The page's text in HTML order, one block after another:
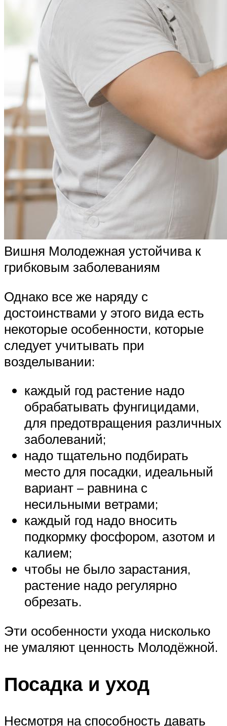
Вишня Молодежная устойчива к
грибковым заболеваниям
Однако все же наряду с
достоинствами у этого вида есть
некоторые особенности, которые
следует учитывать при
возделывании:
каждый год растение надо
обрабатывать фунгицидами,
для предотвращения различных
заболеваний;
надо тщательно подбирать
место для посадки, идеальный
вариант – равнина с
несильными ветрами;
каждый год надо вносить
подкормку фосфором, азотом и
калием;
чтобы не было зарастания,
растение надо регулярно
обрезать.
Эти особенности ухода нисколько
не умаляют ценность Молодёжной.
Посадка и уход
Несмотря на способность давать